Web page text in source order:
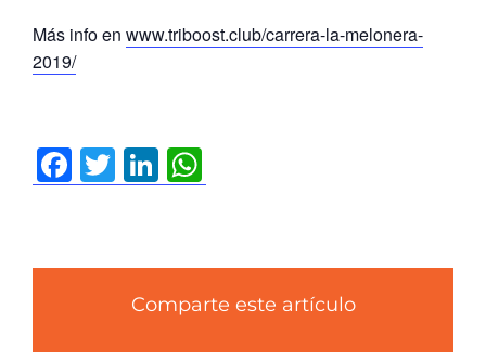
Más info en www.triboost.club/carrera-la-melonera-
2019/
Facebook
TwitterLinkedIn
Comparte este artículo